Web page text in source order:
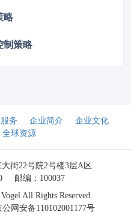
略
制策略
务 企业简介
企业文化
全球资源
街22号院2号楼3层A区
邮编：100037
All Rights Reserved.
公网安备110102001177号